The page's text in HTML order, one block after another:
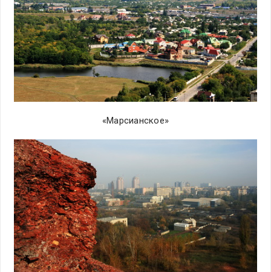
«Марсианское»